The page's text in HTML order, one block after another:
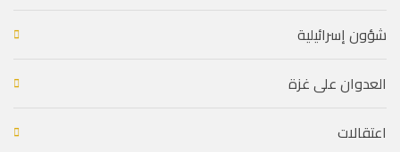
شؤون إسرائيلية
العدوان على غزة
اعتقالات